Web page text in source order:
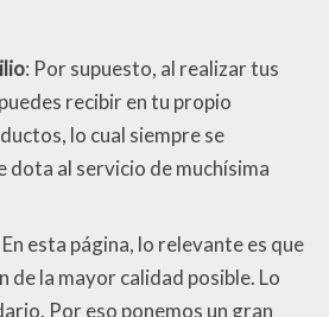
: Por supuesto, al realizar tus
recibir en tu propio
lo cual siempre se
dota al servicio de muchísima
En esta página, lo relevante es que
de la mayor calidad posible. Lo
Por eso ponemos un gran